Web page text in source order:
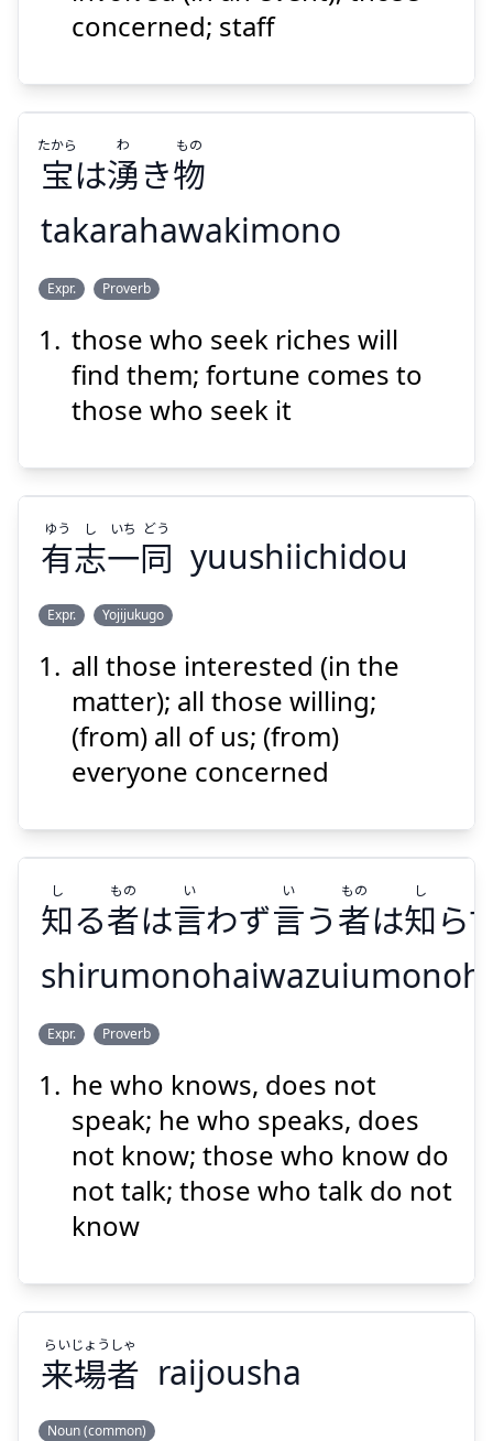
Suspend
concerned; staff
Show answer
Suspend
宝は湧き物
たから わ もの
takarahawakimono
Expr. Proverb
those who seek riches will
find them; fortune comes to
those who seek it
有
志
一
同
ゆう
し
いち
どう
Show answer
Suspend
有志一同
ゆう し いち どう
yuushiichidou
Expr. Yojijukugo
all those interested (in the
matter); all those willing;
(from) all of us; (from)
everyone concerned
う
者
は
知
ず
もの
し
知る者は言わず言う者は知ら
し もの い い もの し
Expr. Proverb
he who knows, does not
speak; he who speaks, does
not know; those who know do
not talk; those who talk do not
know
来場者
らいじょう しゃ
raijousha
Noun (common)